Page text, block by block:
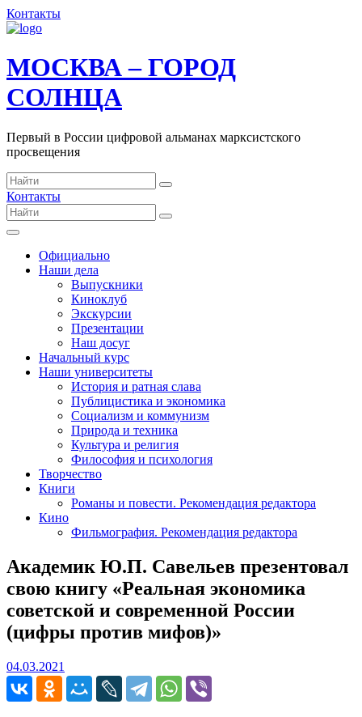
Контакты
МОСКВА – ГОРОД
СОЛНЦА
Первый в России цифровой альманах марксистского
просвещения
Контакты
Официально
Наши дела
Выпускники
Киноклуб
Экскурсии
Презентации
Наш досуг
Начальный курс
Наши университеты
История и ратная слава
Публицистика и экономика
Социализм и коммунизм
Природа и техника
Культура и религия
Философия и психология
Творчество
Книги
Романы и повести. Рекомендация редактора
Кино
Фильмография. Рекомендация редактора
Академик Ю.П. Савельев презентовал
свою книгу «Реальная экономика
советской и современной России
(цифры против мифов)»
04.03.2021